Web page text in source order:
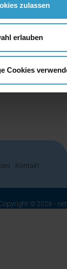
zulassen
erlauben
Cookies
Kontakt
© 2026 -